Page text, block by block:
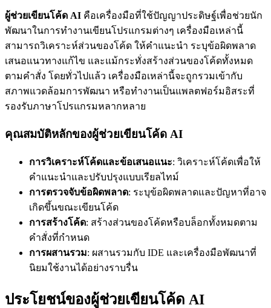
ผู้ช่วยเขียนโค้ด AI คือเครื่องมือที่ใช้ปัญญาประดิษฐ์เพื่อช่วยนัก
พัฒนาในการทำงานเขียนโปรแกรมต่างๆ เครื่องมือเหล่านี้
สามารถวิเคราะห์ส่วนของโค้ด ให้คำแนะนำ ระบุข้อผิดพลาด
เสนอแนวทางแก้ไข และแม้กระทั่งสร้างส่วนของโค้ดทั้งหมด
ตามคำสั่ง โดยทั่วไปแล้ว เครื่องมือเหล่านี้จะถูกรวมเข้ากับ
สภาพแวดล้อมการพัฒนา หรือทำงานเป็นแพลตฟอร์มอิสระที่
รองรับภาษาโปรแกรมหลากหลาย
คุณสมบัติหลักของผู้ช่วยเขียนโค้ด AI
การวิเคราะห์โค้ดและข้อเสนอแนะ: วิเคราะห์โค้ดเพื่อให้
คำแนะนำและปรับปรุงแบบเรียลไทม์
การตรวจจับข้อผิดพลาด: ระบุข้อผิดพลาดและปัญหาที่อาจ
เกิดขึ้นขณะเขียนโค้ด
การสร้างโค้ด: สร้างส่วนของโค้ดหรือบล็อกทั้งหมดตาม
คำสั่งที่กำหนด
การผสานรวม: ผสานรวมกับ IDE และเครื่องมือพัฒนาที่
นิยมใช้งานได้อย่างราบรื่น
ประโยชน์ของผู้ช่วยเขียนโค้ด AI